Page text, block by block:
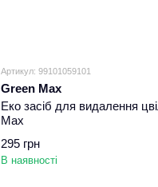
Артикул: 99101059101
Green Max
Еко засіб для видалення
Max
295 грн
В наявності